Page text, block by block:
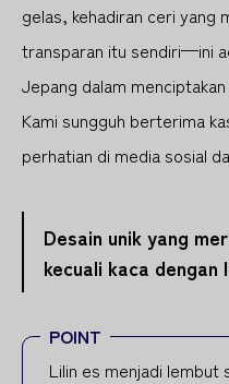
gelas, kehadiran ceri yang
transparan itu sendiri—ini
Jepang dalam
Kami sungguh berterima
perhatian di media sosial
Desain unik yang
kecuali kaca dengan
POINT
Lilin es menjadi lembut